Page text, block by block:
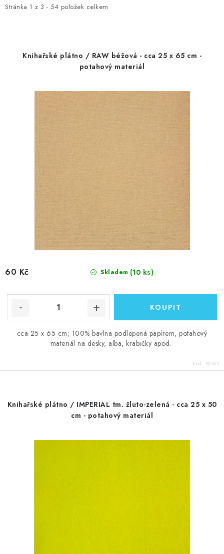
i
Stránka 1 z 3 - 54 položek celkem
e
Knihařské plátno / RAW béžová - cca 25 x 65 cm -
potahový materiál
Skladem (10 ks)
60 Kč
cca 25 x 65 cm; 100% bavlna podlepená papírem, potahový
materiál na desky, alba, krabičky apod.
Kód: 90763
Knihařské plátno / IMPERIAL tm. žluto-zelená - cca 25 x 50
cm - potahový materiál